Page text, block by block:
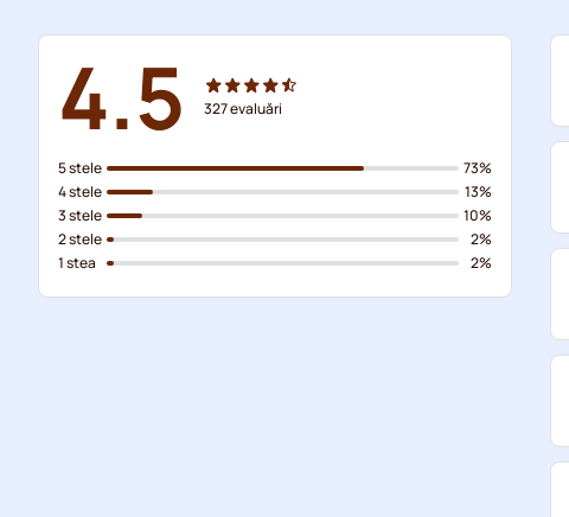
4.5 327evaluări
5 stele
4 stele
3 stele
2 stele
1 stea
73%
13%
10%
2%
2%